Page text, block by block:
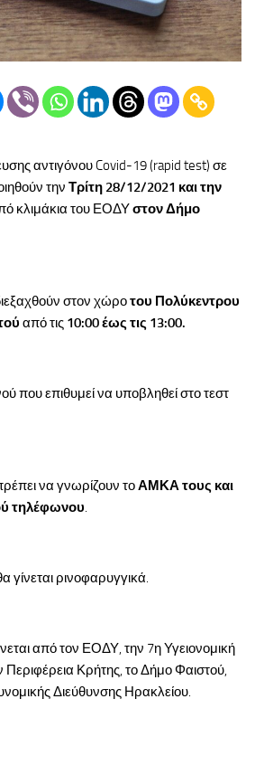
αντιγόνου Covid-19 (rapid test) σε
την Τρίτη 28/12/2021 και την
κλιμάκια του ΕΟΔΥστον Δήμο
στον χώροτου Πολύκεντρου
από τις 10:00 έως τις 13:00.
που επιθυμεί να υποβληθεί στο τεστ
να γνωρίζουν τοΑΜΚΑ τους και
τηλέφωνου.
γίνεται ρινοφαρυγγικά.
από τον ΕΟΔΥ, την 7η Υγειονομική
Περιφέρεια Κρήτης, το Δήμο Φαιστού,
Διεύθυνσης Ηρακλείου.